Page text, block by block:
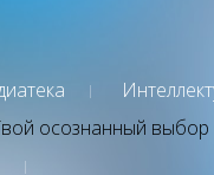
осознанный выбор